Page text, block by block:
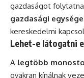
gazdaságot
gazdasági
kereskedelmi
Lehet-e látogatni
A legtöbb
gyakran kínálnak